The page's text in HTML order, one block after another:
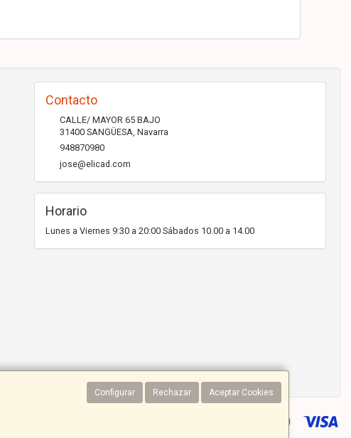
Configurar Rechazar Aceptar Cookies
Contacto
CALLE/ MAYOR 65 BAJO
31400 SANGÜESA, Navarra
948870980
jose@elicad.com
Horario
Lunes a Viernes 9:30 a 20:00 Sábados 10.00 a 14.00